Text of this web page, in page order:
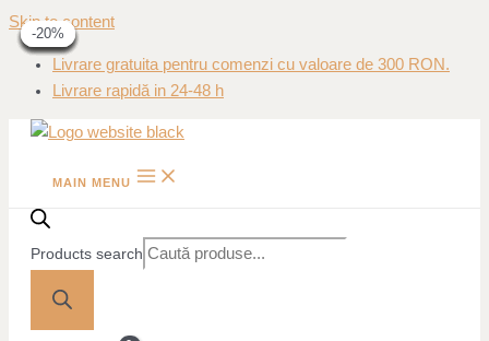
Skip to content
Livrare gratuita pentru comenzi cu valoare de 300 RON.
Livrare rapidă in 24-48 h
MAIN MENU
Products search
-20%
-40%
-40%
-50%
-50%
-40%
-40%
-20%
-20%